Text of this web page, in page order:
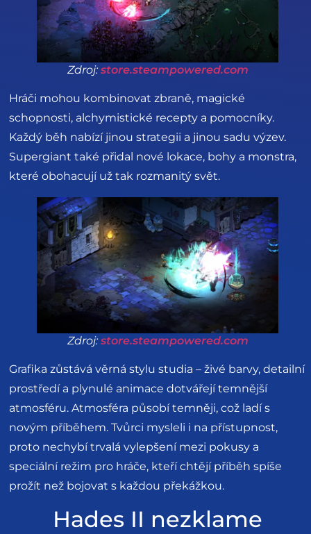
Zdroj:store.steampowered.com
Hráči mohou kombinovat zbraně, magické
schopnosti, alchymistické recepty a pomocníky.
Každý běh nabízí jinou strategii a jinou sadu výzev.
Supergiant také přidal nové lokace, bohy a monstra,
které obohacují už tak rozmanitý svět.
Zdroj:store.steampowered.com
Grafika zůstává věrná stylu studia – živé barvy, detailní
prostředí a plynulé animace dotvářejí temnější
atmosféru. Atmosféra působí temněji, což ladí s
novým příběhem. Tvůrci mysleli i na přístupnost,
proto nechybí trvalá vylepšení mezi pokusy a
speciální režim pro hráče, kteří chtějí příběh spíše
prožít než bojovat s každou překážkou.
Hades II nezklame